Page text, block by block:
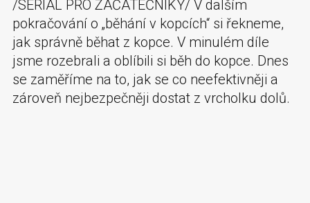
/SERIÁL PRO ZAČÁTEČNÍKY/ V dalším
pokračování o „běhání v kopcích“ si řekneme,
jak správně běhat z kopce. V minulém díle
jsme rozebrali a oblíbili si běh do kopce. Dnes
se zaměříme na to, jak se co neefektivněji a
zároveň nejbezpečněji dostat z vrcholku dolů.